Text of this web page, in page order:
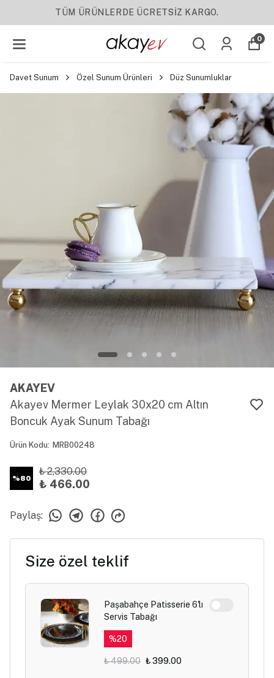
TÜM ÜRÜNLERDE ÜCRETSİZ KARGO.
0
Davet Sunum Özel Sunum Ürünleri Düz Sunumluklar
AKAYEV
Akayev Mermer Leylak 30x20 cm Altın
Boncuk Ayak Sunum Tabağı
Ürün Kodu: MRB00248
%80
₺ 2,330.00
₺ 466.00
Paylaş:
Size özel teklif
Paşabahçe Patisserie 6'lı
Servis Tabağı
%20
₺ 499.00 ₺ 399.00